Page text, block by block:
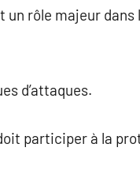
rôle majeur dans
d’attaques.
participer à la